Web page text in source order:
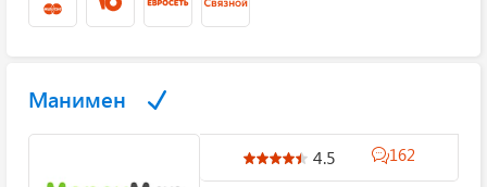
Манимен
4.5 162